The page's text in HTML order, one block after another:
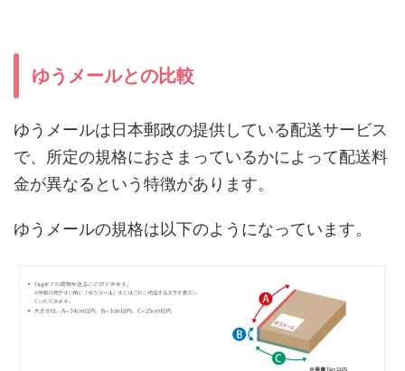
ゆうメールとの比較
ゆうメールは日本郵政の提供している配送サービス
で、所定の規格におさまっているかによって配送料
金が異なるという特徴があります。
ゆうメールの規格は以下のようになっています。